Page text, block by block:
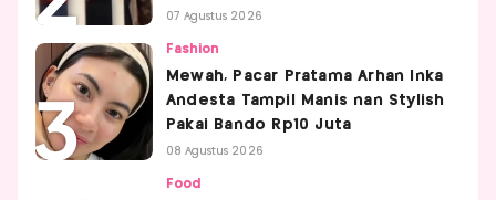
07 Agustus 2026
Fashion
Mewah, Pacar Pratama Arhan Inka
Andesta Tampil Manis nan Stylish
Pakai Bando Rp10 Juta
08 Agustus 2026
Food